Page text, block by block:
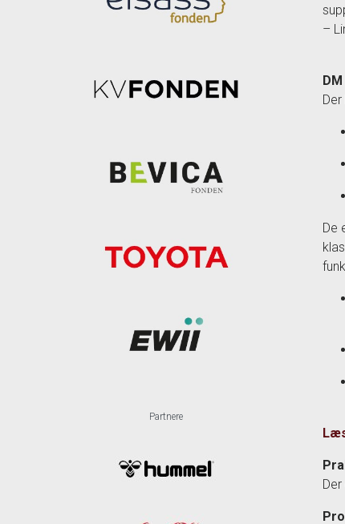
Partnere
–
De